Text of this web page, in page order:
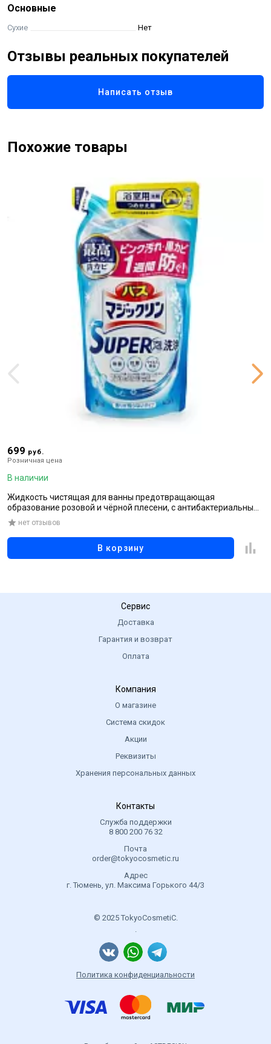
Основные
Сухие Нет
Отзывы реальных покупателей
Написать отзыв
Похожие товары
699 руб.
Розничная цена
В наличии
Жидкость чистящая для ванны предотвращающая
образование розовой и чёрной плесени, с антибактериальным
эффектом, 300 мл
нет отзывов
В корзину
Сервис
Доставка
Гарантия и возврат
Оплата
Компания
О магазине
Система скидок
Акции
Реквизиты
Хранения персональных данных
Контакты
Служба поддержки
8 800 200 76 32
Почта
order@tokyocosmetic.ru
Адрес
г. Тюмень, ул. Максима Горького 44/3
© 2025 TokyoCosmetiC.
.
Политика конфиденциальности